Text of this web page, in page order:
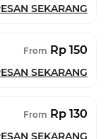
SEKARANG
From Rp 150
SEKARANG
From Rp 130
SEKARANG